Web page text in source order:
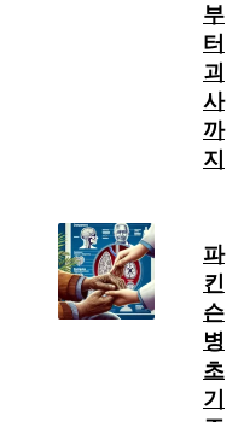
부
터
괴
사
까
지
파
킨
슨
병
초
기